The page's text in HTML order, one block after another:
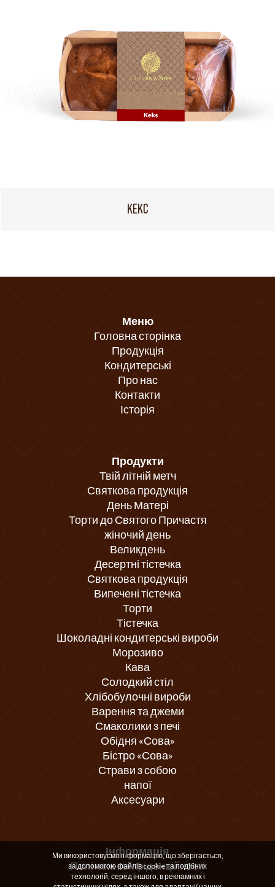
КЕКС
Меню
Головна сторінка
Продукція
Кондитерські
Про нас
Контакти
Історія
Продукти
Твій літній метч
Святкова продукція
День Матері
Торти до Святого Причастя
жіночий день
Великдень
Десертні тістечка
Святкова продукція
Випечені тістечка
Торти
Тістечка
Шоколадні кондитерські вироби
Морозиво
Кава
Солодкий стіл
Хлібобулочні вироби
Варення та джеми
Смаколики з печі
Обідня «Сова»
Бістро «Сова»
Страви з собою
напої
Аксесуари
Інформація
Політика конфіденційності
Ми використовуємо інформацію, що зберігається,
за допомогою файлів cookie та подібних
технологій, серед іншого, в рекламних і